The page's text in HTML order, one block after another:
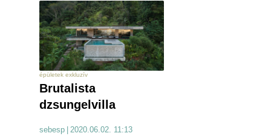
épületek exkluzív
Brutalista
dzsungelvilla
sebesp 2020.06.02. 11:13